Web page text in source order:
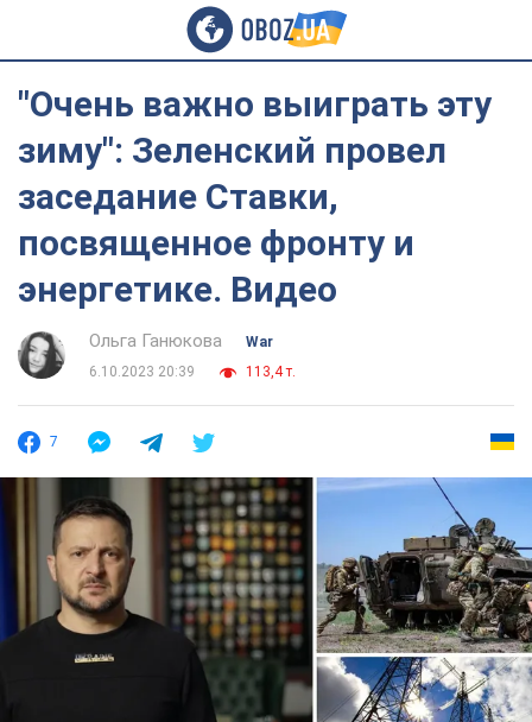
"Очень важно выиграть эту
зиму": Зеленский провел
заседание Ставки,
посвященное фронту и
энергетике. Видео
Ольга Ганюкова
War
6.10.2023 20:39
113,4 т.
7